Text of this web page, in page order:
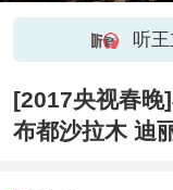
听
[2017央视春晚
布都沙拉木 迪